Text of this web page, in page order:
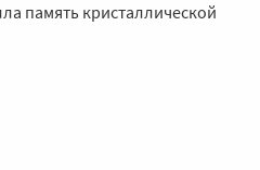
память кристаллической